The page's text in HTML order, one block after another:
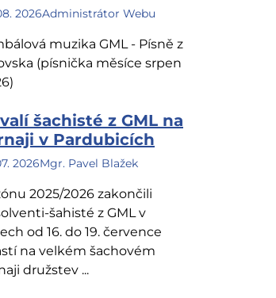
2026Administrátor Webu
muzika GML - Písně z
(písnička měsíce srpen
šachisté z GML na
v Pardubicích
2026Mgr. Pavel Blažek
2025/2026 zakončili
šahisté z GML v
od 16. do 19. července
na velkém šachovém
družstev ...